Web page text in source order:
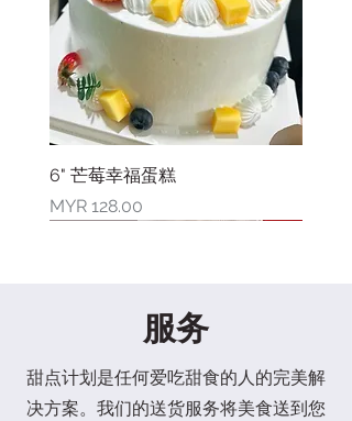
6" 芒莓幸福蛋糕
價格
MYR 128.00
服务
甜点计划是任何爱吃甜食的人的完美解
决方案。我们的送货服务将美食送到您